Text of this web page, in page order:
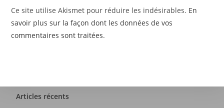
Ce site utilise Akismet pour réduire les indésirables. En
savoir plus sur la façon dont les données de vos
commentaires sont traitées.
Articles récents